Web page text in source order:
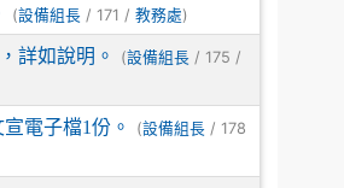
(設備組長 / 171 /教務處)
詳如說明。 (設備組長 / 175 /
電子檔1份。 (設備組長 / 178